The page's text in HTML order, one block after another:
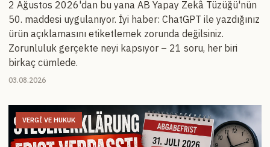
2 Ağustos 2026'dan bu yana AB Yapay Zekâ Tüzüğü'nün
50. maddesi uygulanıyor. İyi haber: ChatGPT ile yazdığınız
ürün açıklamasını etiketlemek zorunda değilsiniz.
Zorunluluk gerçekte neyi kapsıyor – 21 soru, her biri
birkaç cümlede.
03.08.2026
VERGI VE HUKUK